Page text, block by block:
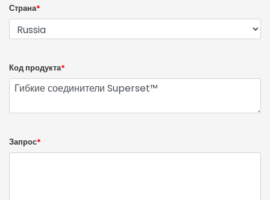
Страна*
Код продукта*
Запрос*